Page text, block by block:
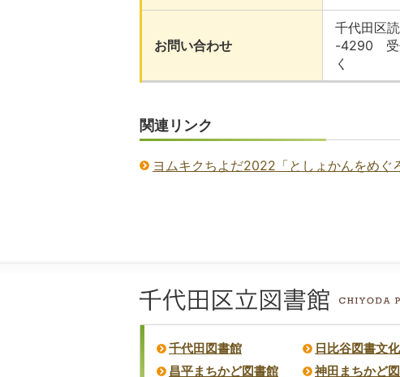
お問い合わせ
千代田区
-4290 受
く
関連リンク
ヨムキクちよだ2022「としょかんをめぐ
千代田図書館 日比谷図書文
昌平まちかど図書館
神田まちかど